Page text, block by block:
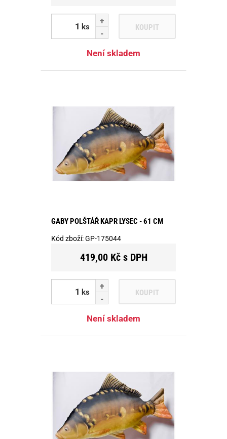
ks KOUPIT
Není skladem
GABY POLŠTÁŘ KAPR LYSEC - 61 CM
Kód zboží:GP-175044
419,00 Kč s DPH
ks KOUPIT
Není skladem